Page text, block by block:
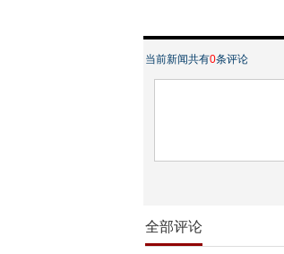
当前新闻共有0条评论
全部评论